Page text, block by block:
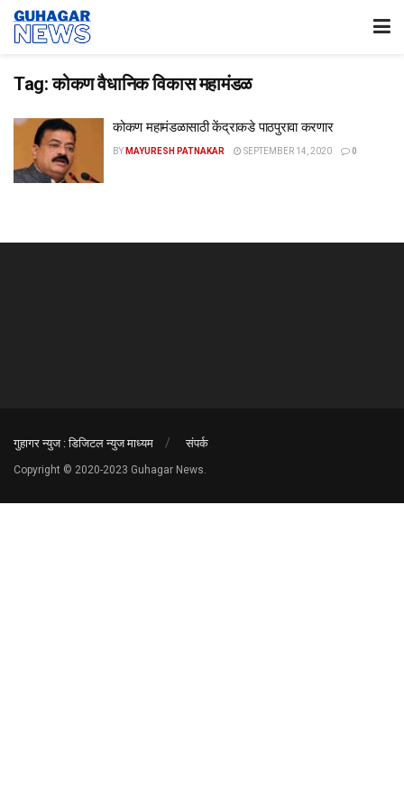
Tag:कोकण वैधानिक विकास महामंडळ
कोकण महामंडळासाठी केंद्राकडे पाठपुरावा करणार
BY MAYURESH PATNAKAR SEPTEMBER 14, 2020 0
गुहागर न्युज : डिजिटल न्युज माध्यम संपर्क
Copyright © 2020-2023 Guhagar News.